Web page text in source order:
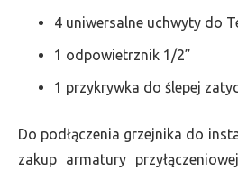
4 uniwersalne uchwyty do
1 odpowietrznik 1/2”
1 przykrywka do ślepej
Do podłączenia grzejnika do
zakup armatury